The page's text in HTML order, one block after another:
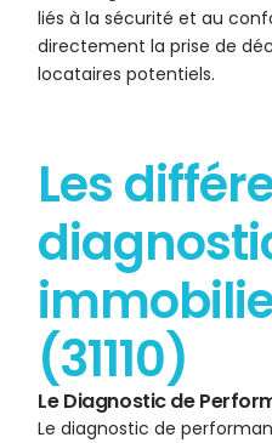
liés à la sécurité et au
directement la prise de
locataires potentiels.
Les
(31110)
Le Diagnostic de
Le diagnostic de